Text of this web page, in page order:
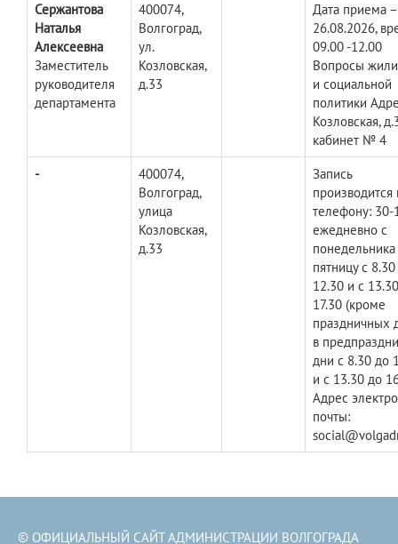
Сержантова
Наталья
Алексеевна
Заместитель
руководителя
департамента
400074,
Волгоград,
ул.
Козловская,
д.33
Дата приема –
26.08.2026,
09.00 -12.00
Вопросы
и социальной
политики
Козловская,
кабинет № 4
-
400074,
Волгоград,
улица
Козловская,
д.33
Запись
производится
телефону: 30-
ежедневно с
пятницу с
12.30 и c
17.30 (кроме
праздничных
в
дни с 8.30 до
и c 13.30 до
Адрес
почты:
© ОФИЦИАЛЬНЫЙ САЙТ АДМИНИСТРАЦИИ ВОЛГОГРАДА